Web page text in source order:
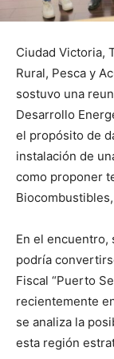
Ciudad Victoria,
Rural, Pesca y
sostuvo una
Desarrollo
el propósito de
instalación de
como proponer
En el encuentro,
podría
Fiscal “Puerto
recientemente
se analiza la
esta región